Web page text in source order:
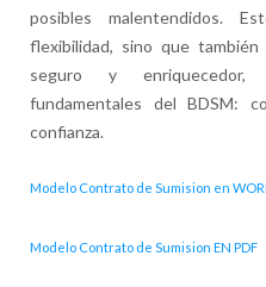
posibles malentendidos.
flexibilidad, sino que
seguro y enriquecedor,
fundamentales del BDSM:
confianza.
Modelo Contrato de Sumision en
Modelo Contrato de Sumision EN PDF